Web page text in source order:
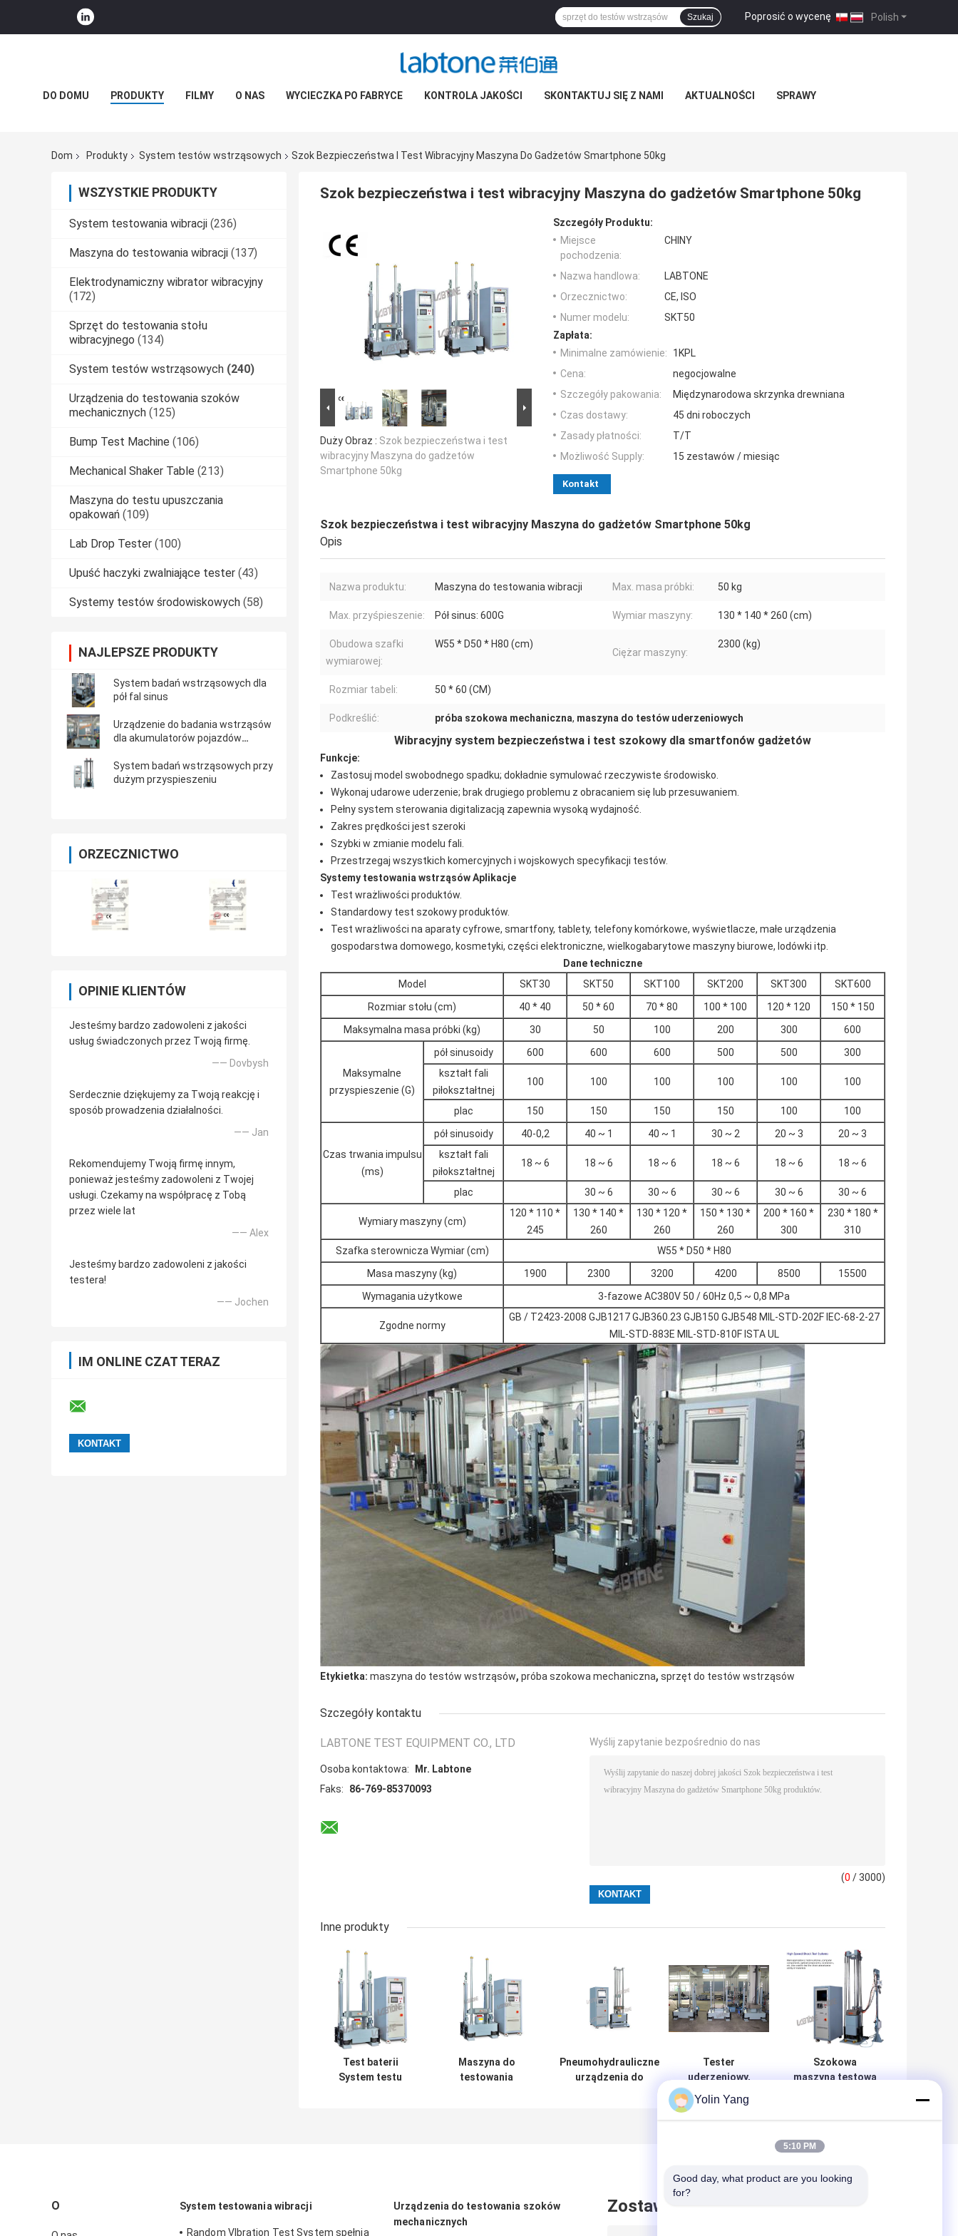
Polish
Poprosić o wycenę |
Szukaj
DO DOMU PRODUKTY FILMY O NAS WYCIECZKA PO FABRYCE KONTROLA JAKOŚCI SKONTAKTUJ SIĘ Z NAMI AKTUALNOŚCI SPRAWY
Dom Produkty System testów wstrząsowych Szok Bezpieczeństwa I Test Wibracyjny Maszyna Do Gadżetów Smartphone 50kg
WSZYSTKIE PRODUKTY
System testowania wibracji (236)
Maszyna do testowania wibracji (137)
Elektrodynamiczny wibrator wibracyjny
(172)
Sprzęt do testowania stołu
wibracyjnego (134)
System testów wstrząsowych (240)
Urządzenia do testowania szoków
mechanicznych (125)
Bump Test Machine (106)
Mechanical Shaker Table (213)
Maszyna do testu upuszczania
opakowań (109)
Lab Drop Tester (100)
Upuść haczyki zwalniające tester (43)
Systemy testów środowiskowych (58)
NAJLEPSZE PRODUKTY
System badań wstrząsowych dla
pół fal sinus
Urządzenie do badania wstrząsów
dla akumulatorów pojazdów
System badań wstrząsowych przy
dużym przyspieszeniu
ORZECZNICTWO
OPINIE KLIENTÓW
Jesteśmy bardzo zadowoleni z jakości
usług świadczonych przez Twoją firmę.
—— Dovbysh
Serdecznie dziękujemy za Twoją reakcję i
sposób prowadzenia działalności.
—— Jan
Rekomendujemy Twoją firmę innym,
ponieważ jesteśmy zadowoleni z Twojej
usługi. Czekamy na współpracę z Tobą
przez wiele lat
—— Alex
Jesteśmy bardzo zadowoleni z jakości
testera!
—— Jochen
IM ONLINE CZAT TERAZ
Szok bezpieczeństwa i test wibracyjny Maszyna do gadżetów Smartphone 50kg
Duży Obraz : Szok bezpieczeństwa i test
wibracyjny Maszyna do gadżetów
Smartphone 50kg
Szczegóły Produktu:
Miejsce
pochodzenia:
CHINY
Nazwa handlowa:
LABTONE
Orzecznictwo:
CE, ISO
Numer modelu:
SKT50
Zapłata:
Minimalne zamówienie:
1KPL
Cena:
negocjowalne
Szczegóły pakowania:
Międzynarodowa skrzynka drewniana
Czas dostawy:
45 dni roboczych
Zasady płatności:
T/T
Możliwość Supply:
15 zestawów / miesiąc
Kontakt
Szok bezpieczeństwa i test wibracyjny Maszyna do gadżetów Smartphone 50kg
Opis
Nazwa produktu: Maszyna do testowania wibracji Max. masa próbki: 50 kg
Max. przyśpieszenie: Pół sinus: 600G Wymiar maszyny: 130 * 140 * 260 (cm)
Obudowa szafki
wymiarowej:
W55 * D50 * H80 (cm)
Ciężar maszyny:
2300 (kg)
Rozmiar tabeli: 50 * 60 (CM)
Podkreślić: próba szokowa mechaniczna, maszyna do testów uderzeniowych
Wibracyjny system bezpieczeństwa i test szokowy dla smartfonów gadżetów
Funkcje:
Zastosuj model swobodnego spadku; dokładnie symulować rzeczywiste środowisko.
Wykonaj udarowe uderzenie; brak drugiego problemu z obracaniem się lub przesuwaniem.
Pełny system sterowania digitalizacją zapewnia wysoką wydajność.
Zakres prędkości jest szeroki
Szybki w zmianie modelu fali.
Przestrzegaj wszystkich komercyjnych i wojskowych specyfikacji testów.
Systemy testowania wstrząsów Aplikacje
Test wrażliwości produktów.
Standardowy test szokowy produktów.
Test wrażliwości na aparaty cyfrowe, smartfony, tablety, telefony komórkowe, wyświetlacze, małe urządzenia
gospodarstwa domowego, kosmetyki, części elektroniczne, wielkogabarytowe maszyny biurowe, lodówki itp.
Dane techniczne
Model
SKT30 SKT50 SKT100 SKT200 SKT300
SKT600
Rozmiar stołu (cm)
40 * 40 50 * 60 70 * 80 100 * 100 120 * 120
150 * 150
Maksymalna masa próbki (kg)
30 50 100 200 300 600
Maksymalne
przyspieszenie (G)
pół sinusoidy 600 600 600 500 500
300
kształt fali
piłokształtnej
100 100 100 100 100 100
plac 150 150 150 150 100 100
Czas trwania impulsu
(ms)
pół sinusoidy 40-0,2 40 ~ 1 40 ~ 1 30 ~ 2 20 ~ 3
20 ~ 3
kształt fali
piłokształtnej
18 ~ 6 18 ~ 6 18 ~ 6 18 ~ 6 18 ~ 6 18 ~ 6
plac 30 ~ 6 30 ~ 6 30 ~ 6 30 ~ 6 30 ~ 6
Wymiary maszyny (cm)
120 * 110 *
245
130 * 140 *
260
130 * 120 *
260
150 * 130 *
260
200 * 160 *
300
230 * 180 *
310
Szafka sterownicza Wymiar (cm)
W55 * D50 * H80
Masa maszyny (kg)
1900 2300 3200 4200 8500
15500
Wymagania użytkowe
3-fazowe AC380V 50 / 60Hz 0,5 ~ 0,8 MPa
Zgodne normy
GB / T2423-2008 GJB1217 GJB360.23 GJB150 GJB548 MIL-STD-202F IEC-68-2-27
MIL-STD-883E MIL-STD-810F ISTA UL
Etykietka: maszyna do testów wstrząsów, próba szokowa mechaniczna, sprzęt do testów wstrząsów
Szczegóły kontaktu
LABTONE TEST EQUIPMENT CO., LTD
Osoba kontaktowa:
Mr. Labtone
Faks:
86-769-85370093
Wyślij zapytanie bezpośrednio do nas
(0 / 3000)
Inne produkty
Test baterii
System testu
Maszyna do
testowania
Pneumohydrauliczne
urządzenia do
Tester
uderzeniowy,
system testu
uderzeniowego
akumulatora i
Szokowa
maszyna testowa
amortyzatora
Wykonaj pół
sinusa 10000G
O System testowania wibracji
Random VIbration Test System spełnia
Urządzenia do testowania szoków
mechanicznych
Zostaw wiadomość
Yolin Yang
5:10 PM
Good day, what product are you looking
for?